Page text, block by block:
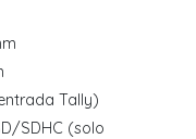
Tally)
SDHC (solo